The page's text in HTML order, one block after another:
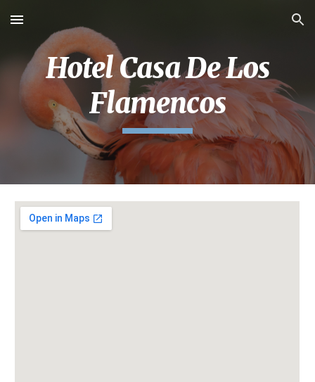
Skip to main content Skip to navigation
Hotel Casa De Los
Flamencos